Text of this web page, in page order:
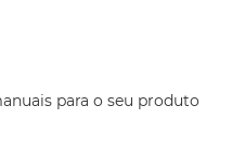
para o seu produto